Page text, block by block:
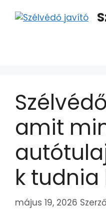
amit
k tudnia
május 19, 2026